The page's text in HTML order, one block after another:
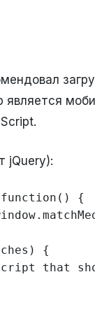
является
jQuery):